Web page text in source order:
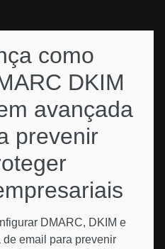
como
DKIM
avançada
prevenir
DMARC, DKIM e
email para prevenir